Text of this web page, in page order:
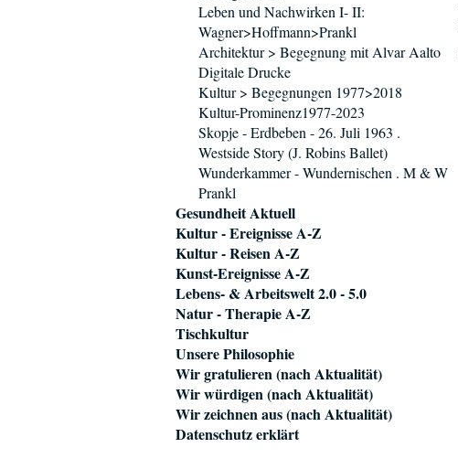
Leben und Nachwirken I- II:
Wagner>Hoffmann>Prankl
Architektur > Begegnung mit Alvar Aalto
Digitale Drucke
Kultur > Begegnungen 1977>2018
Kultur-Prominenz1977-2023
Skopje - Erdbeben - 26. Juli 1963 .
Westside Story (J. Robins Ballet)
Wunderkammer - Wundernischen . M & W
Prankl
Gesundheit Aktuell
Kultur - Ereignisse A-Z
Kultur - Reisen A-Z
Kunst-Ereignisse A-Z
Lebens- & Arbeitswelt 2.0 - 5.0
Natur - Therapie A-Z
Tischkultur
Unsere Philosophie
Wir gratulieren (nach Aktualität)
Wir würdigen (nach Aktualität)
Wir zeichnen aus (nach Aktualität)
Datenschutz erklärt